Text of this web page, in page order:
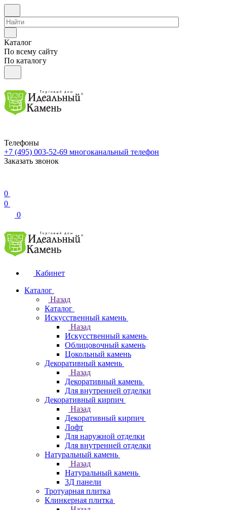
Каталог
По всему сайту
По каталогу
Телефоны
+7 (495) 003-52-69 многоканальный телефон
Заказать звонок
0
0
0
Кабинет
Каталог
Назад
Каталог
Искусственный камень
Назад
Искусственный камень
Облицовочный камень
Цокольный камень
Декоративный камень
Назад
Декоративный камень
Для внутренней отделки
Декоративный кирпич
Назад
Декоративный кирпич
Лофт
Для наружной отделки
Для внутренней отделки
Натуральный камень
Назад
Натуральный камень
3Д панели
Тротуарная плитка
Клинкерная плитка